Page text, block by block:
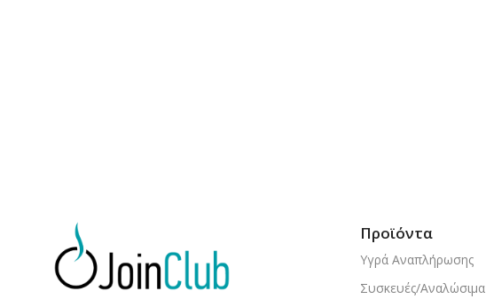
Προϊόντα
Υγρά Αναπλήρωσης
Συσκευές/Αναλώσιμα